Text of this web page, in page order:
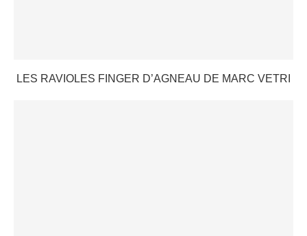
LES RAVIOLES FINGER D’AGNEAU DE MARC VETRI